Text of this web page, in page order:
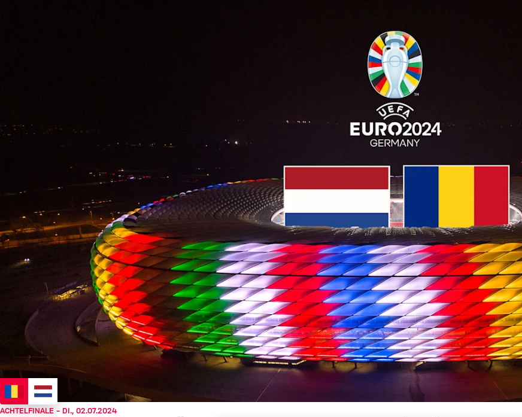
ACHTELFINALE – DI., 02.07.2024